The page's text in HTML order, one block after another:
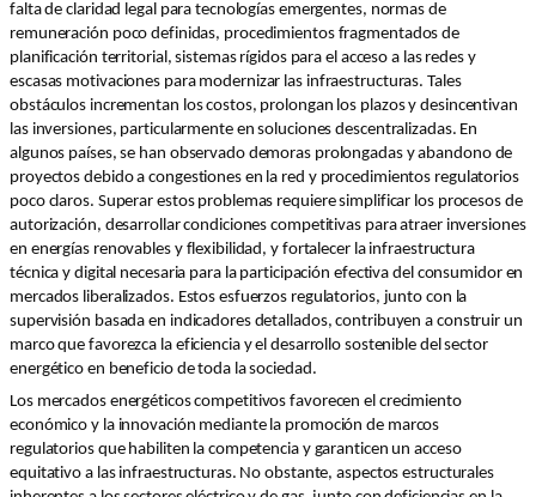
falta de claridad legal para tecnologías emergentes, normas de
remuneración poco definidas, procedimientos fragmentados de
planificación territorial, sistemas rígidos para el acceso a las redes y
escasas motivaciones para modernizar las infraestructuras. Tales
obstáculos incrementan los costos, prolongan los plazos y desincentivan
las inversiones, particularmente en soluciones descentralizadas. En
algunos países, se han observado demoras prolongadas y abandono de
proyectos debido a congestiones en la red y procedimientos regulatorios
poco claros. Superar estos problemas requiere simplificar los procesos de
autorización, desarrollar condiciones competitivas para atraer inversiones
en energías renovables y flexibilidad, y fortalecer la infraestructura
técnica y digital necesaria para la participación efectiva del consumidor en
mercados liberalizados. Estos esfuerzos regulatorios, junto con la
supervisión basada en indicadores detallados, contribuyen a construir un
marco que favorezca la eficiencia y el desarrollo sostenible del sector
energético en beneficio de toda la sociedad.
Los mercados energéticos competitivos favorecen el crecimiento
económico y la innovación mediante la promoción de marcos
regulatorios que habiliten la competencia y garanticen un acceso
equitativo a las infraestructuras. No obstante, aspectos estructurales